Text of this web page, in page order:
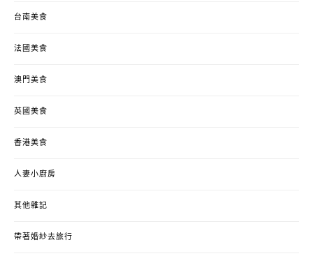
台南美食
法國美食
澳門美食
英國美食
香港美食
人妻小廚房
其他雜記
帶著婚紗去旅行